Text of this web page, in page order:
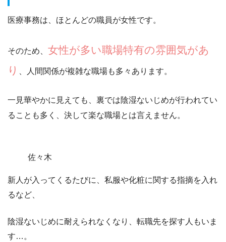
医療事務は、ほとんどの職員が女性です。
そのため、 女性が多い職場特有の雰囲気があ
り 、人間関係が複雑な職場も多々あります。
一見華やかに見えても、 裏では陰湿ないじめが行われてい
ることも多く 、決して楽な職場とは言えません。
佐々木
新人が入ってくるたびに、私服や化粧に関する指摘を入れ
るなど、
陰湿ないじめに耐えられなくなり、転職先を探す人もいま
す…。